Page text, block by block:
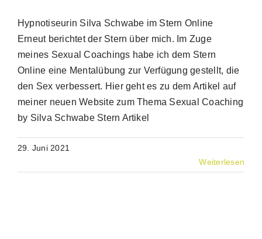
Hypnotiseurin Silva Schwabe im Stern Online
Erneut berichtet der Stern über mich. Im Zuge
meines Sexual Coachings habe ich dem Stern
Online eine Mentalübung zur Verfügung gestellt, die
den Sex verbessert. Hier geht es zu dem Artikel auf
meiner neuen Website zum Thema Sexual Coaching
by Silva Schwabe Stern Artikel
29. Juni 2021
Weiterlesen